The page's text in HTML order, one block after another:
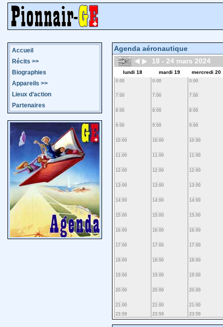
Accueil
Récits >>
Biographies
Appareils >>
Lieux d’action
Partenaires
Agenda aéronautique
18 - 24 mars 2024
lundi 18 mardi 19 mercredi 20
0:00
7:00
8:00
9:00
10:00
11:00
12:00
13:00
14:00
15:00
16:00
17:00
18:00
19:00
20:00
21:00
23:59
0:00
7:00
8:00
9:00
10:00
11:00
12:00
13:00
14:00
15:00
16:00
17:00
18:00
19:00
20:00
21:00
23:59
0:00
7:00
8:00
9:00
10:00
11:00
12:00
13:00
14:00
15:00
16:00
17:00
18:00
19:00
20:00
21:00
23:59